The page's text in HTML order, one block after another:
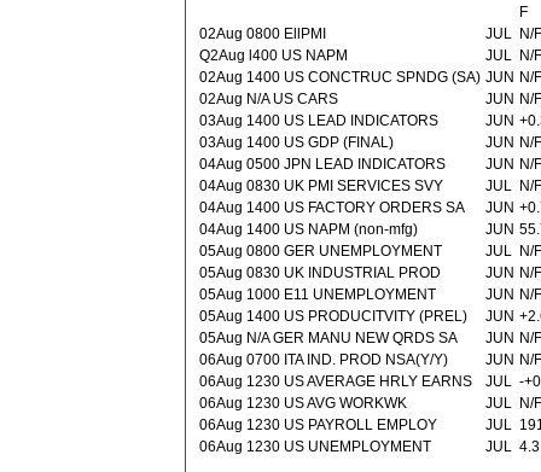
F
02Aug 0800 EllPMI
JUL N/
Q2Aug l400 US NAPM
JUL N/
02Aug 1400 US CONCTRUC SPNDG (SA) JUN N/
02Aug N/A US CARS
JUN N/
03Aug 1400 US LEAD INDICATORS
JUN
03Aug 1400 US GDP (FINAL)
JUN N/
04Aug 0500 JPN LEAD INDICATORS
JUN N/
04Aug 0830 UK PMI SERVICES SVY
JUL N/
04Aug 1400 US FACTORY ORDERS SA
JUN
04Aug 1400 US NAPM (non-mfg)
JUN
05Аug 0800 GER UNEMPLOYMENT
JUL N/
05Aug 0830 UK INDUSTRIAL PROD
JUN N/
05Aug 1000 E11 UNEMPLOYMENT
JUN N/
05Aug 1400 US PRODUCITVITY (PREL)
JUN
05Aug N/A GER MANU NEW QRDS SA
JUN N/
06Аug 0700 ITA IND. PROD NSA(Y/Y)
JUN N/
06Aug 1230 US AVERAGE HRLY EARNS
JUL -
06Aug 1230 US AVG WORKWK
JUL N/F
06Aug 1230 US PAYROLL EMPLOY
JUL
06Aug 1230 US UNEMPLOYMENT
JUL